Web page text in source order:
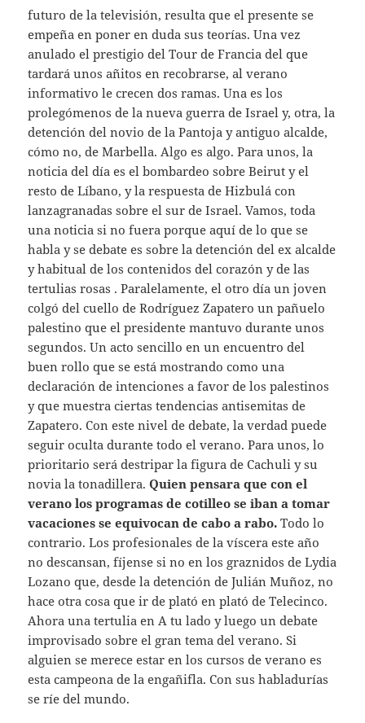
futuro de la televisión, resulta que el presente se
empeña en poner en duda sus teorías. Una vez
anulado el prestigio del Tour de Francia del que
tardará unos añitos en recobrarse, al verano
informativo le crecen dos ramas. Una es los
prolegómenos de la nueva guerra de Israel y, otra, la
detención del novio de la Pantoja y antiguo alcalde,
cómo no, de Marbella. Algo es algo. Para unos, la
noticia del día es el bombardeo sobre Beirut y el
resto de Líbano, y la respuesta de Hizbulá con
lanzagranadas sobre el sur de Israel. Vamos, toda
una noticia si no fuera porque aquí de lo que se
habla y se debate es sobre la detención del ex alcalde
y habitual de los contenidos del corazón y de las
tertulias rosas . Paralelamente, el otro día un joven
colgó del cuello de Rodríguez Zapatero un pañuelo
palestino que el presidente mantuvo durante unos
segundos. Un acto sencillo en un encuentro del
buen rollo que se está mostrando como una
declaración de intenciones a favor de los palestinos
y que muestra ciertas tendencias antisemitas de
Zapatero. Con este nivel de debate, la verdad puede
seguir oculta durante todo el verano. Para unos, lo
prioritario será destripar la figura de Cachuli y su
novia la tonadillera.Quien pensara que con el
verano los programas de cotilleo se iban a tomar
vacaciones se equivocan de cabo a rabo. Todo lo
contrario. Los profesionales de la víscera este año
no descansan, fíjense si no en los graznidos de Lydia
Lozano que, desde la detención de Julián Muñoz, no
hace otra cosa que ir de plató en plató de Telecinco.
Ahora una tertulia en A tu lado y luego un debate
improvisado sobre el gran tema del verano. Si
alguien se merece estar en los cursos de verano es
esta campeona de la engañifla. Con sus habladurías
se ríe del mundo.